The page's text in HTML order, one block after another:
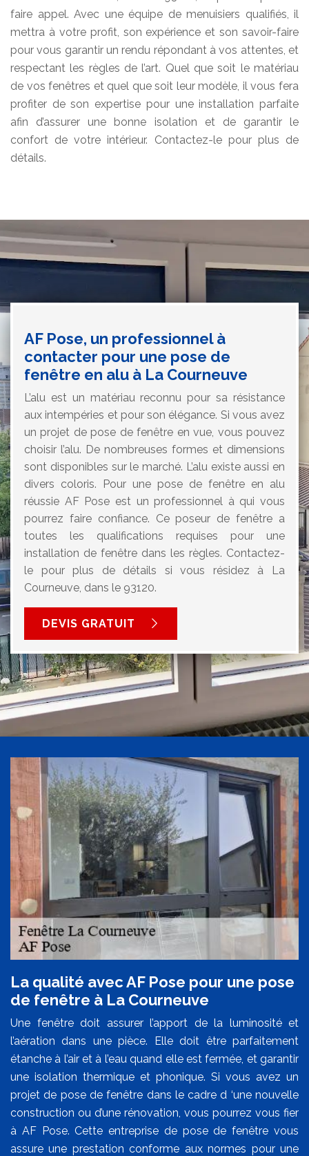
faire appel. Avec une équipe de menuisiers qualifiés, il
mettra à votre profit, son expérience et son savoir-faire
pour vous garantir un rendu répondant à vos attentes, et
respectant les règles de l’art. Quel que soit le matériau
de vos fenêtres et quel que soit leur modèle, il vous fera
profiter de son expertise pour une installation parfaite
afin d’assurer une bonne isolation et de garantir le
confort de votre intérieur. Contactez-le pour plus de
détails.
AF Pose, un professionnel à
contacter pour une pose de
fenêtre en alu à La Courneuve
L’alu est un matériau reconnu pour sa résistance
aux intempéries et pour son élégance. Si vous avez
un projet de pose de fenêtre en vue, vous pouvez
choisir l’alu. De nombreuses formes et dimensions
sont disponibles sur le marché. L’alu existe aussi en
divers coloris. Pour une pose de fenêtre en alu
réussie AF Pose est un professionnel à qui vous
pourrez faire confiance. Ce poseur de fenêtre a
toutes les qualifications requises pour une
installation de fenêtre dans les règles. Contactez-
le pour plus de détails si vous résidez à La
Courneuve, dans le 93120.
DEVIS GRATUIT
La qualité avec AF Pose pour une pose
de fenêtre à La Courneuve
Une fenêtre doit assurer l’apport de la luminosité et
l’aération dans une pièce. Elle doit être parfaitement
étanche à l’air et à l’eau quand elle est fermée, et garantir
une isolation thermique et phonique. Si vous avez un
projet de pose de fenêtre dans le cadre d ‘une nouvelle
construction ou d’une rénovation, vous pourrez vous fier
à AF Pose. Cette entreprise de pose de fenêtre vous
assure une prestation conforme aux normes pour une